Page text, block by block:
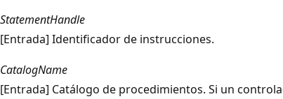
StatementHandle
[Entrada] Identificador de instrucciones.
CatalogName
[Entrada] Catálogo de procedimientos. Si un